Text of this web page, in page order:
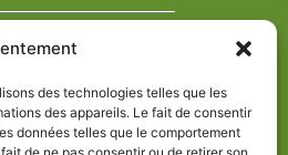
des technologies telles que les
des appareils. Le fait de consentir
données telles que le comportement
(UE)